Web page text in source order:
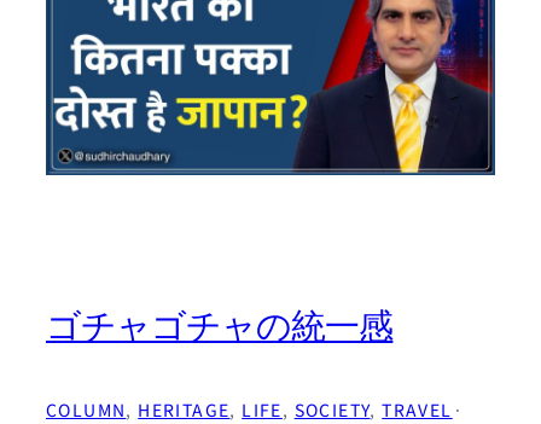
ゴチャゴチャの統一感
COLUMN, HERITAGE, LIFE, SOCIETY, TRAVEL ·